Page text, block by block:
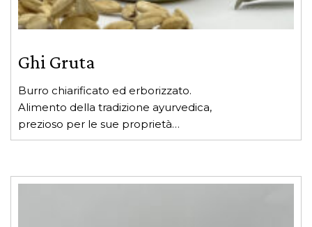
Ghi Gruta
Burro chiarificato ed erborizzato.
Alimento della tradizione ayurvedica,
prezioso per le sue proprietà
rinfrescanti, nutrienti ed equilibranti per
il suo uso costante protegge e rinforza
Questo
ha